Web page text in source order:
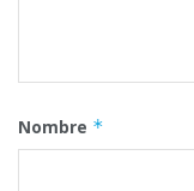
Nombre *